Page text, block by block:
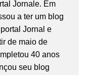
Jornale. Em
a ter um blog
Jornal e
de maio de
40 anos
seu blog